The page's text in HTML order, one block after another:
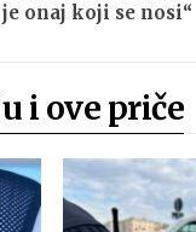
onaj koji se nosi“
i ove priče